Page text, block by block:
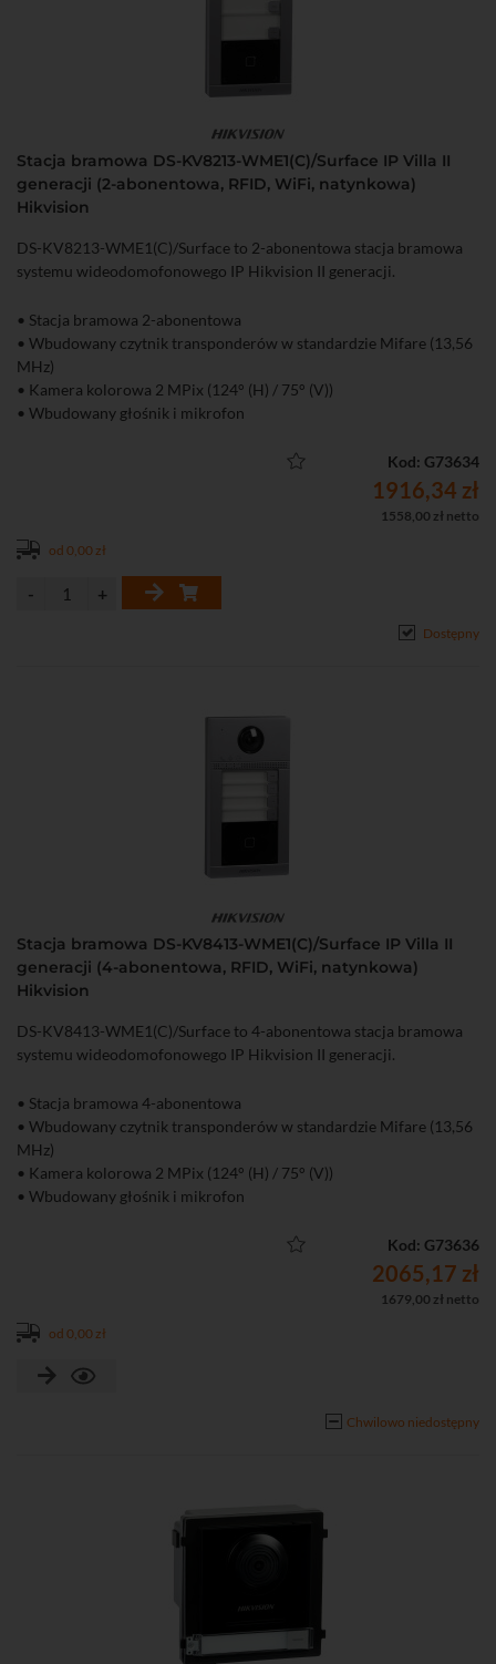
Stacja bramowa DS-KV8213-WME1(C)/Surface IP Villa II
generacji (2-abonentowa, RFID, WiFi, natynkowa)
Hikvision
DS-KV8213-WME1(C)/Surface to 2-abonentowa stacja bramowa
systemu wideodomofonowego IP Hikvision II generacji.
• Stacja bramowa 2-abonentowa
• Wbudowany czytnik transponderów w standardzie Mifare (13,56
MHz)
• Kamera kolorowa 2 MPix (124° (H) / 75° (V))
• Wbudowany głośnik i mikrofon
• 2 wyjścia przekaźnikowe do sterowania (NO/NC)
• Wbudowany wizytownik z 2 przyciskami i podświetleniem LED
• 4 wejścia alarmowe
• Detekcja ruchu
• Montaż natynkowy
• Możliwość dodania do 16 podrzędnych stacji bramowych w
• Interfejs Ethernet: 1 x RJ-45 10/100 Base-T, Wi-Fi (2,4 GHz)
Kod: G73634
1916,34 zł
1558,00 zł netto
od 0,00 zł
Dostępny
Stacja bramowa DS-KV8413-WME1(C)/Surface IP Villa II
generacji (4-abonentowa, RFID, WiFi, natynkowa)
Hikvision
DS-KV8413-WME1(C)/Surface to 4-abonentowa stacja bramowa
systemu wideodomofonowego IP Hikvision II generacji.
• Stacja bramowa 4-abonentowa
• Wbudowany czytnik transponderów w standardzie Mifare (13,56
MHz)
• Kamera kolorowa 2 MPix (124° (H) / 75° (V))
• Wbudowany głośnik i mikrofon
• 2 wyjścia przekaźnikowe do sterowania (NO/NC)
• Wbudowany wizytownik z 4 przyciskami i podświetleniem LED
• 4 wejścia alarmowe
• Montaż natynkowy
• Interfejs Ethernet: 1 x RJ-45 10/100 Base-T, Wi-Fi (2,4 GHz)
• Stopień ochrony: IP65, IK08
Kod: G73636
2065,17 zł
1679,00 zł netto
od 0,00 zł
Chwilowo niedostępny